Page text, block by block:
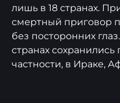
лишь в 18 странах.
смертный приговор
без посторонних
странах
частности, в Ираке,